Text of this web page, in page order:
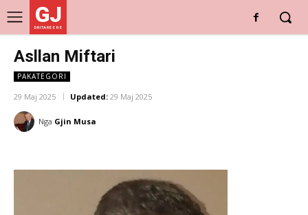
GJ
DRITARE E RE
Asllan Miftari
PAKATEGORI
29 Maj 2025 Updated: 29 Maj 2025
Nga Gjin Musa